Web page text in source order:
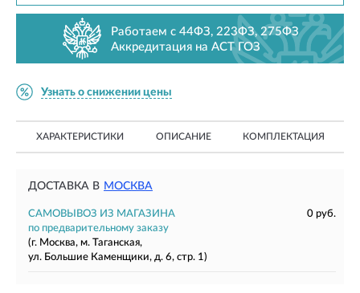
Работаем с 44ФЗ, 223ФЗ, 275ФЗ
Аккредитация на АСТ ГОЗ
Узнать о снижении цены
ХАРАКТЕРИСТИКИ ОПИСАНИЕ КОМПЛЕКТАЦИЯ
ДОСТАВКА В МОСКВА
САМОВЫВОЗ ИЗ МАГАЗИНА
0 руб.
по предварительному заказу
(г. Москва, м. Таганская,
ул. Большие Каменщики, д. 6, стр. 1)